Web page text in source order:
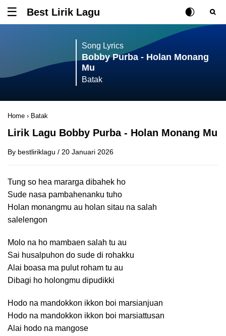
Tombol untuk membuka atau menutup menu
Best Lirik Lagu Rubah Posisi
Tombol
Song Lyrics
Bobby Purba - Holan Monang
Mu
Batak
Home › Batak
Lirik Lagu Bobby Purba - Holan Monang Mu
By bestliriklagu / 20 Januari 2026
Tung so hea mararga dibahek ho
Sude nasa pambahenanku tuho
Holan monangmu au holan sitau na salah
salelengon
Molo na ho mambaen salah tu au
Sai husalpuhon do sude di rohakku
Alai boasa ma pulut roham tu au
Dibagi ho holongmu dipudikki
Hodo na mandokkon ikkon boi marsianjuan
Hodo na mandokkon ikkon boi marsiattusan
Alai hodo na mangose